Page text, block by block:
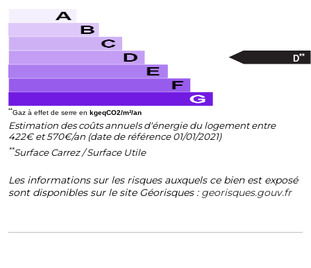
D**
**Gaz à effet de serre en kgeqCO2/m²/an
Estimation des coûts annuels d'énergie du logement entre
422€ et 570€/an (date de référence 01/01/2021)
**Surface Carrez / Surface Utile
Les informations sur les risques auxquels ce bien est exposé
sont disponibles sur le site Géorisques : georisques.gouv.fr